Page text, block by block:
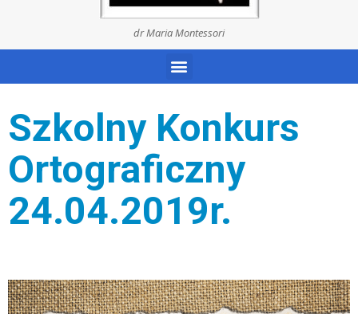
dr Maria Montessori
Szkolny Konkurs
Ortograficzny
24.04.2019r.